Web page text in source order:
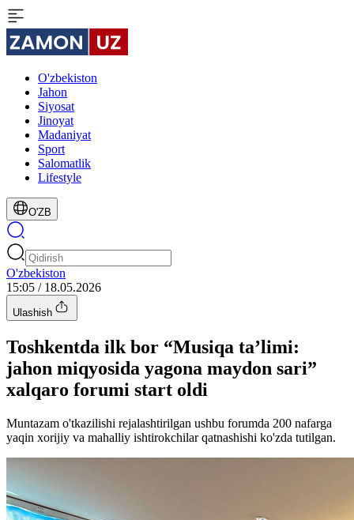
O'zbekiston
Jahon
Siyosat
Jinoyat
Madaniyat
Sport
Salomatlik
Lifestyle
O'ZB
O'zbekiston
15:05 / 18.05.2026
Ulashish
Toshkentda ilk bor “Musiqa ta’limi:
jahon miqyosida yagona maydon sari”
xalqaro forumi start oldi
Muntazam o'tkazilishi rejalashtirilgan ushbu forumda 200 nafarga
yaqin xorijiy va mahalliy ishtirokchilar qatnashishi ko'zda tutilgan.